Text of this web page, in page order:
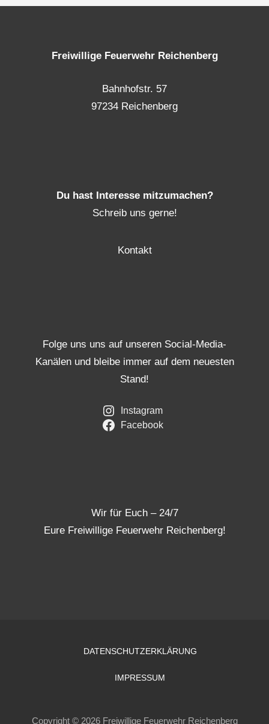
Freiwillige Feuerwehr Reichenberg
Bahnhofstr. 57
97234 Reichenberg
Du hast Interesse mitzumachen?
Schreib uns gerne!
Kontakt
Folge uns uns auf unseren Social-Media-
Kanälen und bleibe immer auf dem neuesten
Stand!
Instagram
Facebook
Wir für Euch – 24/7
Eure Freiwillige Feuerwehr Reichenberg!
DATENSCHUTZERKLÄRUNG
IMPRESSUM
Copyright © 2026 Freiwillige Feuerwehr Reichenberg